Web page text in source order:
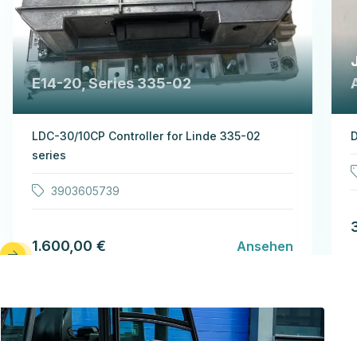
E14-20, Series 335-02
LDC-30/10CP Controller for Linde 335-02
series
3903605739
1.600,00 € Ansehen